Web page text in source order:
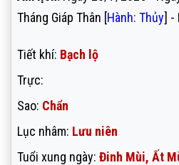
Tháng Giáp Thân [Hành: Thủy] -
Tiết khí: Bạch lộ
Trực:
Sao: Chẩn
Lục nhâm: Lưu niên
Tuổi xung ngày: Đinh Mùi, Ất